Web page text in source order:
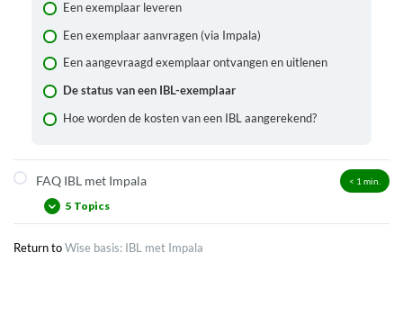
Een exemplaar leveren
Een exemplaar aanvragen (via Impala)
Een aangevraagd exemplaar ontvangen en uitlenen
De status van een IBL-exemplaar
Hoe worden de kosten van een IBL aangerekend?
FAQ IBL met Impala < 1 min.
5 Topics
Waar vind ik een overzicht van mijn IBL-aanvragen?
Return toWise basis: IBL met Impala